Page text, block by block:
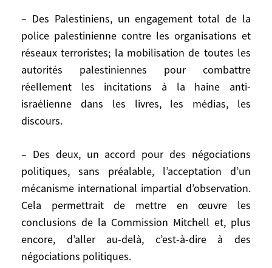
– Des Palestiniens, un engagement total de la
police palestinienne contre les organisations et
réseaux terroristes; la mobilisation de toutes les
autorités palestiniennes pour combattre
réellement les incitations à la haine anti-
israélienne dans les livres, les médias, les
discours.
– Des deux, un accord pour des négociations
politiques, sans préalable, l’acceptation d’un
mécanisme international impartial d’observation.
Cela permettrait de mettre en œuvre les
conclusions de la Commission Mitchell et, plus
encore, d’aller au-delà, c’est-à-dire à des
négociations politiques.
éliminant du discours et du projet
palestiniens toujours ambiguïté sur les
frontières, la sécurité, l’identité future.
Préparez-vous. Le monde entier va bientôt
vous demander des garanties et des
engagement précis.»
maintenant, de façon pressante, des deux
parties?
opérations militaires anti-palestiniennes;
le gel véritable des colonies, y compris de
leur pseudo-croissance naturelle; la levée
des mesures d’asphyxie financière des